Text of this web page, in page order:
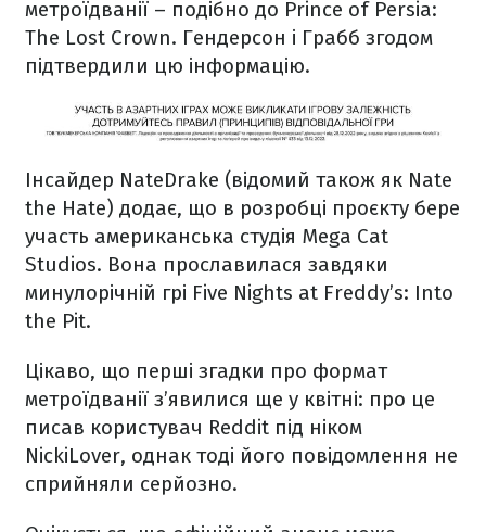
метроїдванії – подібно до Prince of Persia:
The Lost Crown. Гендерсон і Грабб згодом
підтвердили цю інформацію.
Інсайдер NateDrake (відомий також як Nate
the Hate) додає, що в розробці проєкту бере
участь американська студія Mega Cat
Studios. Вона прославилася завдяки
минулорічній грі Five Nights at Freddy’s: Into
the Pit.
Цікаво, що перші згадки про формат
метроїдванії з’явилися ще у квітні: про це
писав користувач Reddit під ніком
NickiLover, однак тоді його повідомлення не
сприйняли серйозно.